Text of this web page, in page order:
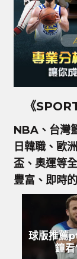
《
NBA、台灣
日韓職、歐
盃、奧運等
豐富、即時
球版推薦
鐘